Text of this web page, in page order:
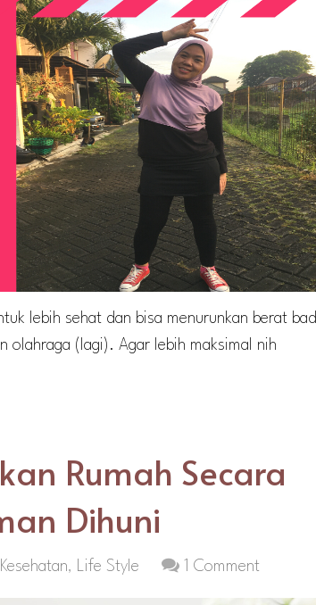
lebih sehat dan bisa menurunkan berat
olahraga (lagi). Agar lebih maksimal nih
Rumah Secara
Dihuni
Kesehatan, Life Style 1 Comment